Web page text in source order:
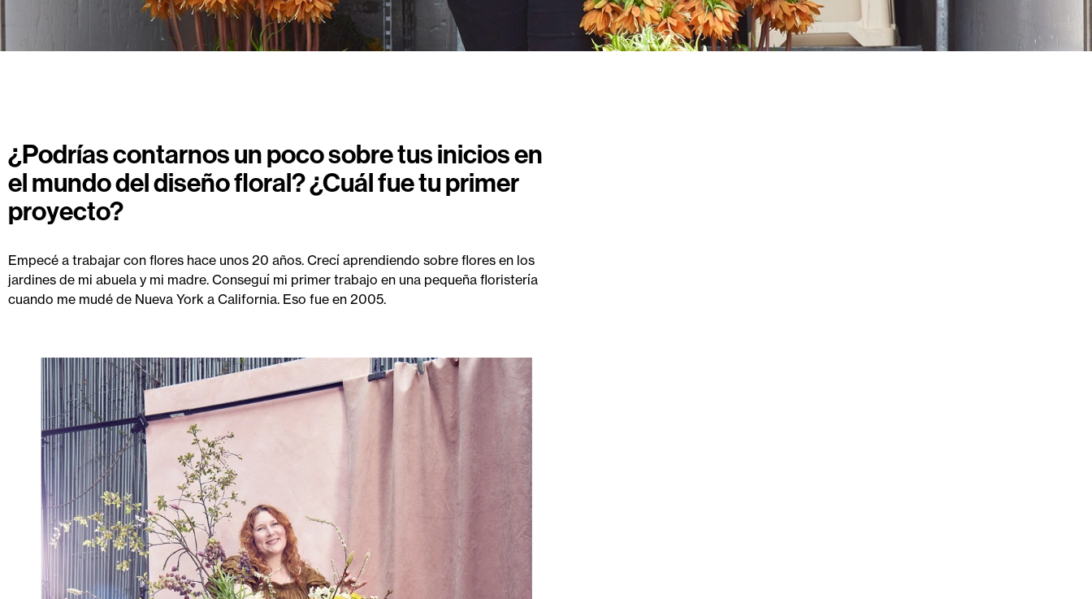
¿Podrías contarnos un poco sobre tus inicios en
el mundo del diseño floral? ¿Cuál fue tu primer
proyecto?
Empecé a trabajar con flores hace unos 20 años. Crecí aprendiendo sobre flores en los
jardines de mi abuela y mi madre. Conseguí mi primer trabajo en una pequeña floristería
cuando me mudé de Nueva York a California. Eso fue en 2005.